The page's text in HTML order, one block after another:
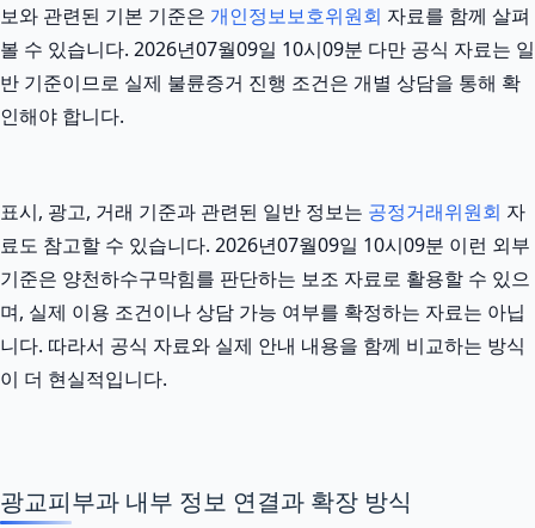
보와 관련된 기본 기준은 개인정보보호위원회 자료를 함께 살펴
볼 수 있습니다. 2026년07월09일 10시09분 다만 공식 자료는 일
반 기준이므로 실제 불륜증거 진행 조건은 개별 상담을 통해 확
인해야 합니다.
표시, 광고, 거래 기준과 관련된 일반 정보는 공정거래위원회 자
료도 참고할 수 있습니다. 2026년07월09일 10시09분 이런 외부
기준은 양천하수구막힘를 판단하는 보조 자료로 활용할 수 있으
며, 실제 이용 조건이나 상담 가능 여부를 확정하는 자료는 아닙
니다. 따라서 공식 자료와 실제 안내 내용을 함께 비교하는 방식
이 더 현실적입니다.
광교피부과 내부 정보 연결과 확장 방식